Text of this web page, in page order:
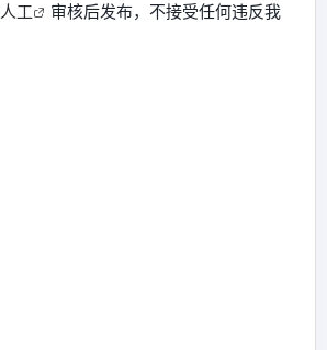
人工
审核后发布，不接受任何违反我